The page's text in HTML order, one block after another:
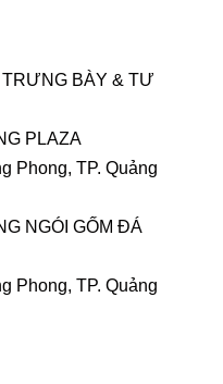
TRƯNG BÀY & TƯ
PLAZA
Phong, TP. Quảng
NGÓI GỐM ĐÁ
Phong, TP. Quảng